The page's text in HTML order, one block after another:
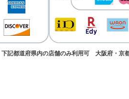
記都道府県内の店舗のみ利用可 大阪府・京